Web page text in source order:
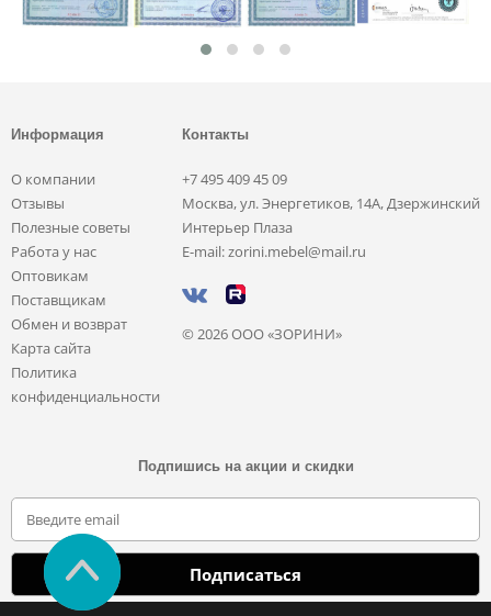
Информация
О компании
Отзывы
Полезные советы
Работа у нас
Оптовикам
Поставщикам
Обмен и возврат
Карта сайта
Политика
конфиденциальности
Контакты
+7 495 409 45 09
Москва, ул. Энергетиков, 14А, Дзержинский
Интерьер Плаза
E-mail: zorini.mebel@mail.ru
© 2026 ООО «ЗОРИНИ»
Подпишись на акции и скидки